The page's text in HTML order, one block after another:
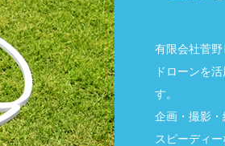
有限会社菅
ドローンを
す。
企画・撮影・
スピーディー